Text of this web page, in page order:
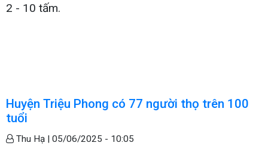
2 - 10 tấm.
Huyện Triệu Phong có 77 người thọ trên 100
tuổi
Thu Hạ | 05/06/2025 - 10:05